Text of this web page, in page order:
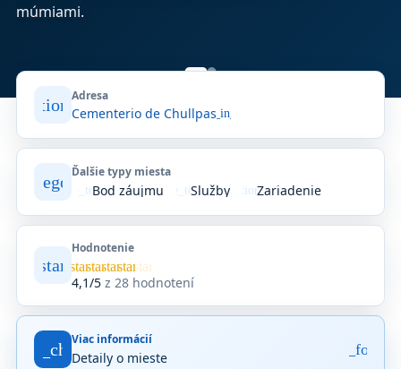
múmiami.
location_on
Adresa
Cementerio de Chullpasopen_in_new
category
Ďalšie typy miesta
where_to_voteBod záujmuservice_toolbox
Službylocation_onZariadenie
star
Hodnotenie
starstarstarstarstar
4,1/5z 28 hodnotení
Priemerné
hodnotenie
z
na
základe
fact_checkViac informácií
Detaily o mieste